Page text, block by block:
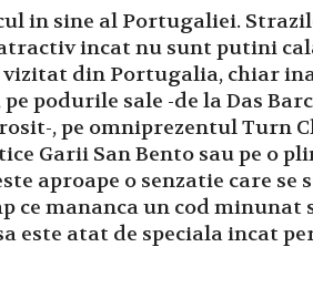
in sine al Portugaliei.
incat nu sunt putini
din Portugalia, chiar
podurile sale -de la Das
, pe omniprezentul Turn
Garii San Bento sau pe o
aproape o senzatie care
ce mananca un cod minunat
este atat de speciala incat